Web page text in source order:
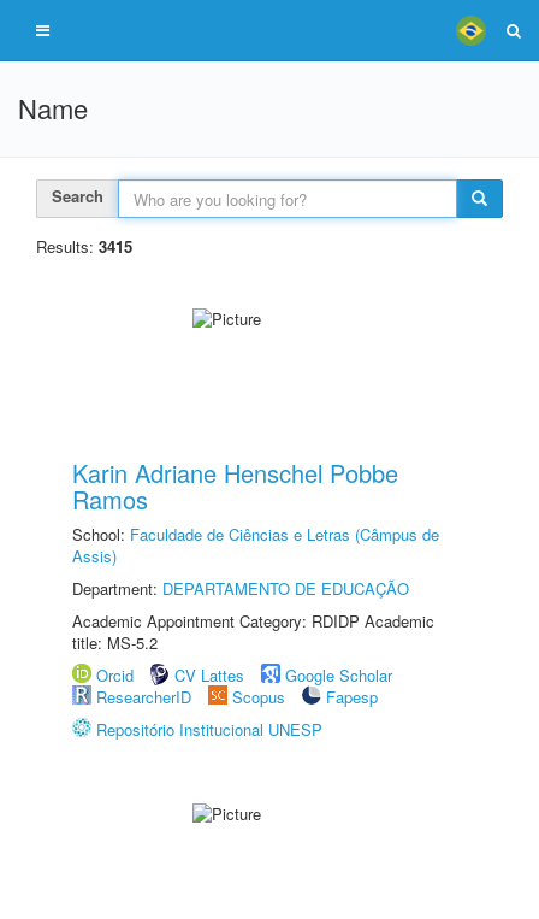
Name
Search
Results: 3415
Karin Adriane Henschel Pobbe
Ramos
School: Faculdade de Ciências e Letras (Câmpus de
Assis)
Department: DEPARTAMENTO DE EDUCAÇÃO
Academic Appointment Category: RDIDP Academic
title: MS-5.2
Orcid
CV Lattes
Google Scholar
ResearcherID
Scopus
Fapesp
Repositório Institucional UNESP